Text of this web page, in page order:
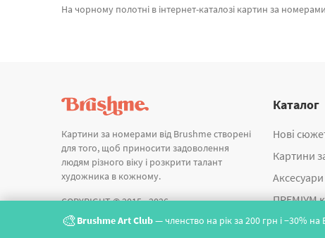
🎨Brushme Art Club— членство на рік за 200 грн і −30%
На чорному полотні в інтернет-каталозі картин за номерами и алмазної мозаїки Brushme. В даному місці є можливість легко купити Картина за номерами Золота таємниця від відомого виробника
Картини за номерами від Brushme створені
для того, щоб приносити задоволення
людям різного віку і розкрити талант
художника в кожному.
COPYRIGHT © 2015 - 2026
Каталог
Нові
Картини
Аксесуари
ПРЕМІУМ
Алмазна